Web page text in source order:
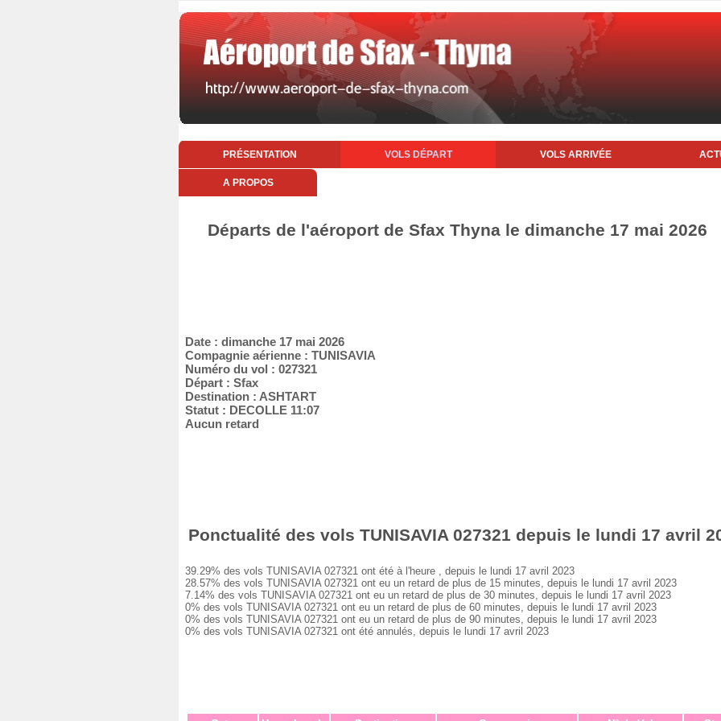
PRÉSENTATION VOLS DÉPART VOLS ARRIVÉE
A PROPOS
Départs de l'aéroport de Sfax Thyna le dimanche 17 mai 2026
Date : dimanche 17 mai 2026
Compagnie aérienne : TUNISAVIA
Numéro du vol : 027321
Départ : Sfax
Destination : ASHTART
Statut : DECOLLE 11:07
Aucun retard
Ponctualité des vols TUNISAVIA 027321 depuis le lundi 17 avril
39.29% des vols TUNISAVIA 027321 ont été à l'heure , depuis le lundi 17 avril 2023
28.57% des vols TUNISAVIA 027321 ont eu un retard de plus de 15 minutes, depuis le lundi 17 avril 2023
7.14% des vols TUNISAVIA 027321 ont eu un retard de plus de 30 minutes, depuis le lundi 17 avril 2023
0% des vols TUNISAVIA 027321 ont eu un retard de plus de 60 minutes, depuis le lundi 17 avril 2023
0% des vols TUNISAVIA 027321 ont eu un retard de plus de 90 minutes, depuis le lundi 17 avril 2023
0% des vols TUNISAVIA 027321 ont été annulés, depuis le lundi 17 avril 2023